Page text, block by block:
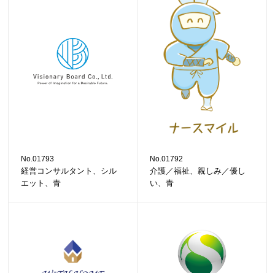
No.01793
経営コンサルタント、シル
エット、青
No.01792
介護／福祉、親しみ／優し
い、青